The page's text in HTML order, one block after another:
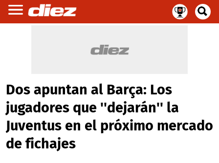
Dos apuntan al Barça: Los
jugadores que ''dejarán'' la
Juventus en el próximo mercado
de fichajes